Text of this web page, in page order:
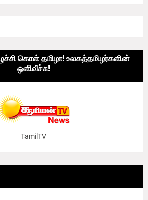
கொள் தமிழா! உலகத்தமிழர்களின்
ஒளிவீச்சு!
TamilTV